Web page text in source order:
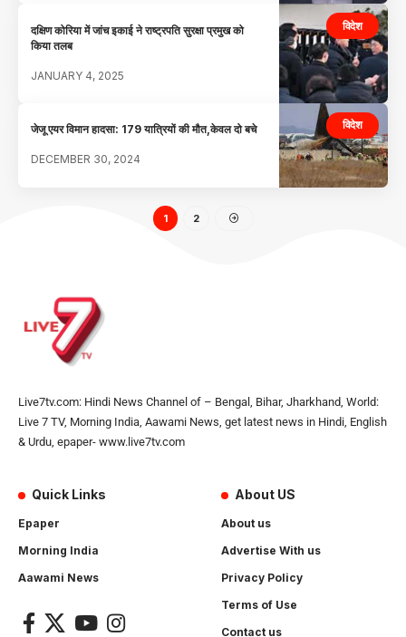
विदेश
दक्षिण कोरिया में जांच इकाई ने राष्ट्रपति सुरक्षा प्रमुख को
किया तलब
JANUARY 4, 2025
विदेश
जेजू एयर विमान हादसा: 179 यात्रियों की मौत,केवल दो बचे
DECEMBER 30, 2024
1 2
Live7tv.com: Hindi News Channel of – Bengal, Bihar, Jharkhand, World:
Live 7 TV, Morning India, Aawami News, get latest news in Hindi, English
& Urdu, epaper- www.live7tv.com
Quick Links
Epaper
Morning India
Aawami News
About US
About us
Advertise With us
Privacy Policy
Terms of Use
Contact us